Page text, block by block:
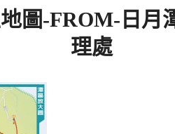
圖-FROM-日月
理處